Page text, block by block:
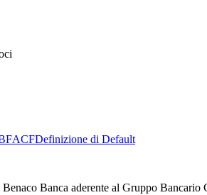
ACFDefinizione di Default
Banca aderente al Gruppo Bancario